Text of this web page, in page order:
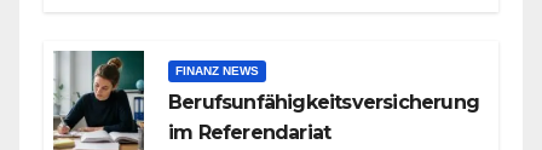
FINANZ NEWS
Berufsunfähigkeitsversicherung
im Referendariat